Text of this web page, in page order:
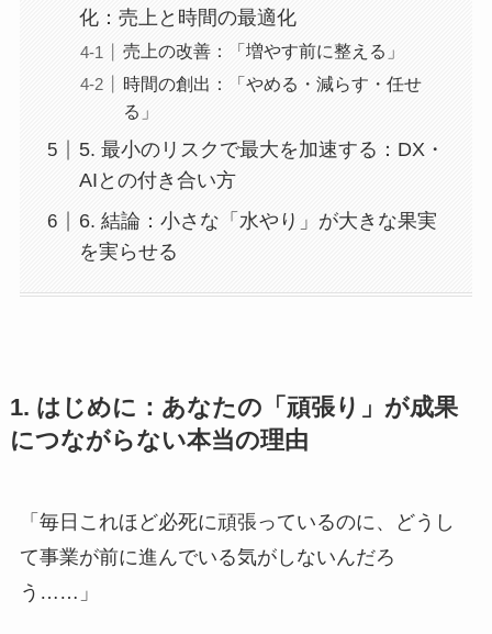
化：売上と時間の最適化
売上の改善：「増やす前に整える」
時間の創出：「やめる・減らす・任せ
る」
5. 最小のリスクで最大を加速する：DX・
AIとの付き合い方
6. 結論：小さな「水やり」が大きな果実
を実らせる
1. はじめに：あなたの「頑張り」が成果
につながらない本当の理由
「毎日これほど必死に頑張っているのに、どうし
て事業が前に進んでいる気がしないんだろ
う……」